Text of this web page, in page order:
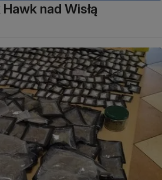
nad Wisłą